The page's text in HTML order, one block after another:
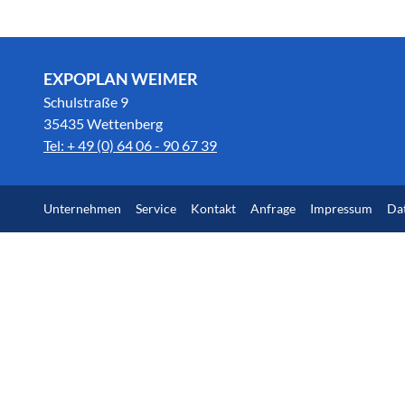
EXPOPLAN WEIMER
Schulstraße 9
35435 Wettenberg
Tel: + 49 (0) 64 06 - 90 67 39
Unternehmen Service Kontakt Anfrage Impressum